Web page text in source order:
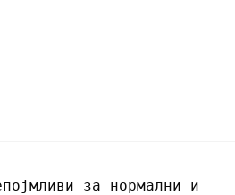
за нормални и